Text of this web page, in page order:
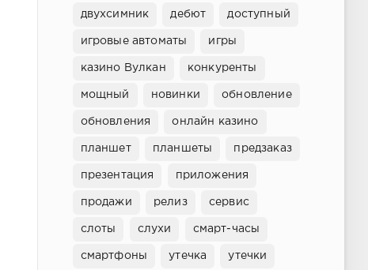
двухсимник дебют доступный
игровые автоматы игры
казино Вулкан конкуренты
мощный новинки обновление
обновления онлайн казино
планшет планшеты предзаказ
презентация приложения
продажи релиз сервис
слоты слухи смарт-часы
смартфоны утечка утечки